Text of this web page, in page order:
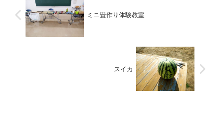
ミニ畳作り体験教室
スイカ